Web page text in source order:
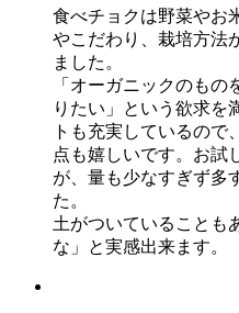
食べチョクは野菜やお
やこだわり、栽培方法
ました。
「オーガニックのも
りたい」という欲求を
トも充実しているので
点も嬉しいです。お試
が、量も少なすぎず多
た。
土がついていることも
な」と実感出来ます。